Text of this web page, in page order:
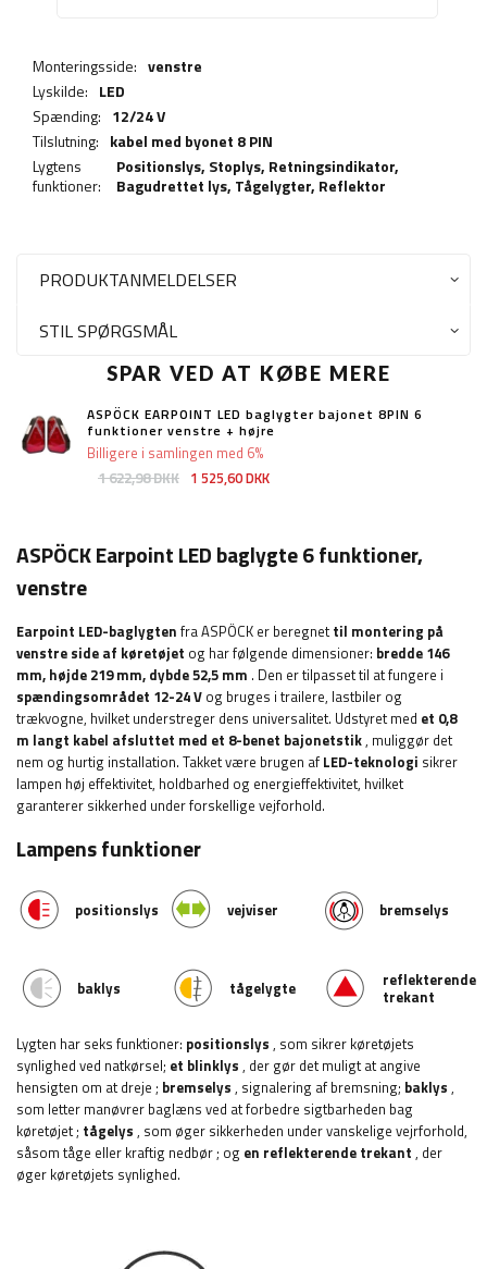
Monteringsside: venstre
Lyskilde: LED
Spænding: 12/24 V
Tilslutning: kabel med byonet 8 PIN
Lygtens
funktioner:
Positionslys, Stoplys, Retningsindikator,
Bagudrettet lys, Tågelygter, Reflektor
PRODUKTANMELDELSER
STIL SPØRGSMÅL
SPAR VED AT KØBE MERE
ASPÖCK EARPOINT LED baglygter bajonet 8PIN 6
funktioner venstre + højre
1 622,98 DKK 1 525,60 DKK
Billigere i samlingen med 6%
ASPÖCK Earpoint LED baglygte 6 funktioner,
venstre
Earpoint LED-baglygten fra ASPÖCK er beregnettil montering på
venstre side af køretøjet og har følgende dimensioner: bredde 146
mm, højde 219 mm, dybde 52,5 mm . Den er tilpasset til at fungere i
spændingsområdet 12-24 V og bruges i trailere, lastbiler og
trækvogne, hvilket understreger dens universalitet. Udstyret med et 0,8
m langt kabel afsluttet med et 8-benet bajonetstik, muliggør det
nem og hurtig installation. Takket være brugen af ​​LED-teknologi sikrer
lampen høj effektivitet, holdbarhed og energieffektivitet, hvilket
garanterer sikkerhed under forskellige vejforhold.
Lampens funktioner
positionslys vejviser bremselys
baklys tågelygte
reflekterende
trekant
Lygten har seks funktioner: positionslys , som sikrer køretøjets
synlighed ved natkørsel; et blinklys , der gør det muligt at angive
hensigten om at dreje ; bremselys , signalering af bremsning; baklys ,
som letter manøvrer baglæns ved at forbedre sigtbarheden bag
køretøjet; tågelys , som øger sikkerheden under vanskelige vejrforhold,
såsom tåge eller kraftig nedbør; og en reflekterende trekant , der
øger køretøjets synlighed.